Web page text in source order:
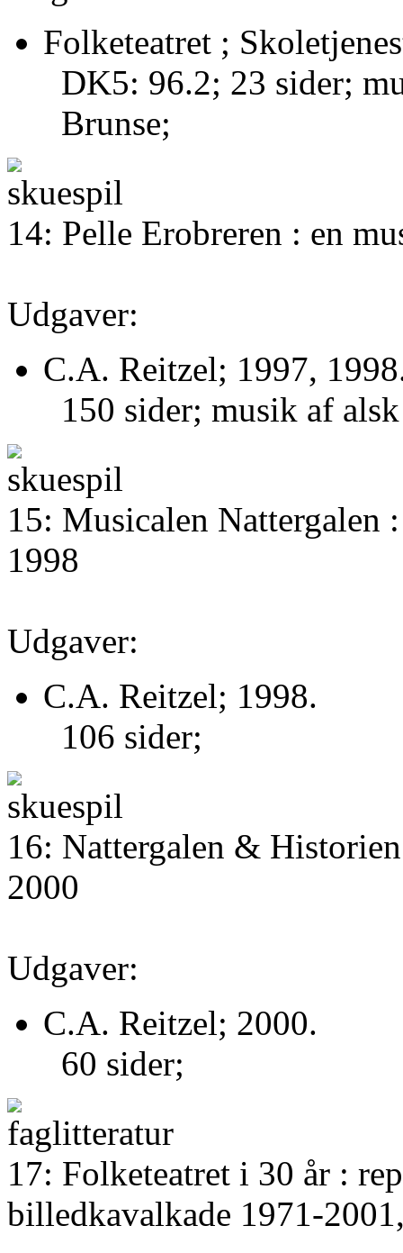
Folketeatret ;
DK5: 96.2; 23 sider;
Brunse;
14: Pelle Erobreren : en
Udgaver:
C.A. Reitzel; 1997,
150 sider; musik af
15: Musicalen Nattergalen
1998
Udgaver:
C.A. Reitzel; 1998.
106 sider;
16: Nattergalen &
2000
Udgaver:
C.A. Reitzel; 2000.
60 sider;
17: Folketeatret i 30 år :
billedkavalkade 1971-